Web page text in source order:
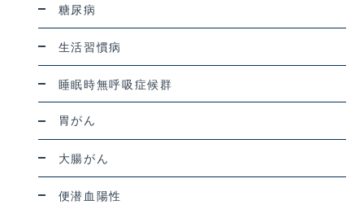
糖尿病
生活習慣病
睡眠時無呼吸症候群
胃がん
大腸がん
便潜血陽性